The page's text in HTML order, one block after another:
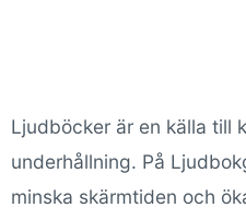
Ljudböcker är en källa till
underhållning. På
minska skärmtiden och